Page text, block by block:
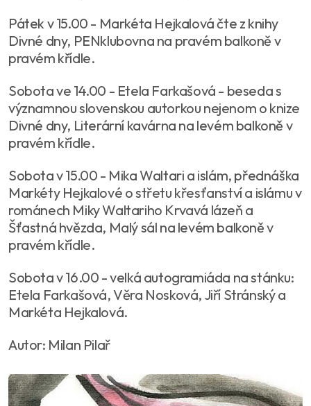
Pátek v 15.00 - Markéta Hejkalová čte z knihy
Divné dny, PENklubovna na pravém balkoně v
pravém křídle.
Sobota ve 14.00 - Etela Farkašová - beseda s
významnou slovenskou autorkou nejenom o knize
Divné dny, Literární kavárna na levém balkoně v
pravém křídle.
Sobota v 15.00 - Mika Waltari a islám, přednáška
Markéty Hejkalové o střetu křesťanství a islámu v
románech Miky Waltariho Krvavá lázeň a
Šťastná hvězda, Malý sál na levém balkoně v
pravém křídle.
Sobota v 16.00 - velká autogramiáda na stánku:
Etela Farkašová, Věra Nosková, Jiří Stránský a
Markéta Hejkalová.
Autor: Milan Pilař